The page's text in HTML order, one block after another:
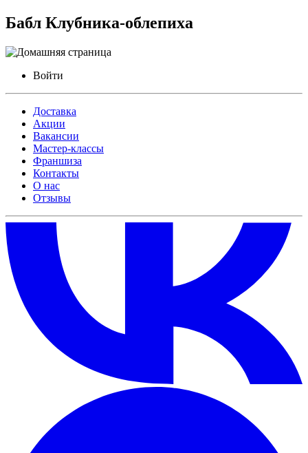
Бабл Клубника-облепиха
Войти
Доставка
Акции
Вакансии
Мастер-классы
Франшиза
Контакты
О нас
Отзывы